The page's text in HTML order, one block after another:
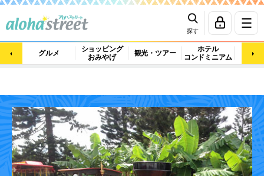
探す
グルメ
ショッピング
おみやげ
観光・ツアー
ホテル
コンドミニアム
マッ